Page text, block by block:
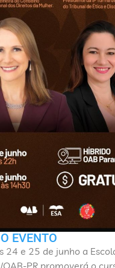
EVENTO
24 e 25 de junho a